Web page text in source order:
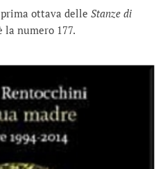
ottava delle Stanze di
la numero 177.